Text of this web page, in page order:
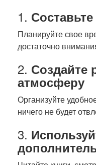
1.
Планируйте свое
достаточно
2. Создайте
атмосферу
Организуйте
ничего не будет
3.